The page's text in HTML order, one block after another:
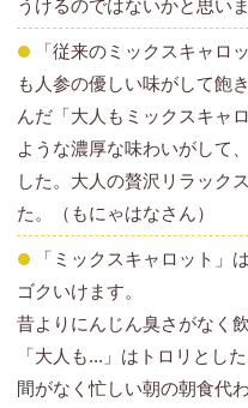
うけるのではないかと思い
「従来のミックスキャロ
も人参の優しい味がして飽
んだ「大人もミックスキャ
ような濃厚な味わいがして
した。大人の贅沢リラック
た。（もにゃはなさん）
「ミックスキャロット」
ゴクいけます。
昔よりにんじん臭さがなく
「大人も...」はトロリとし
間がなく忙しい朝の朝食代